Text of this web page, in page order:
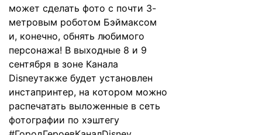
может сделать фото с почти 3-
метровым роботом Бэймаксом
и, конечно, обнять любимого
персонажа! В выходные 8 и 9
сентября в зоне Канала
Disneyтакже будет установлен
инстапринтер, на котором можно
распечатать выложенные в сеть
фотографии по хэштегу